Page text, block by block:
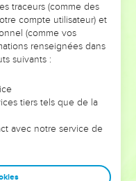
!
VOUS ÉVITER LES
les doutes, les erreurs
alors même que ce
et responsables
afin que leurs erreurs
traceurs (comme des
compte utilisateur) et
(comme vos
renseignées dans
suivants :
tiers tels que de la
avec notre service de